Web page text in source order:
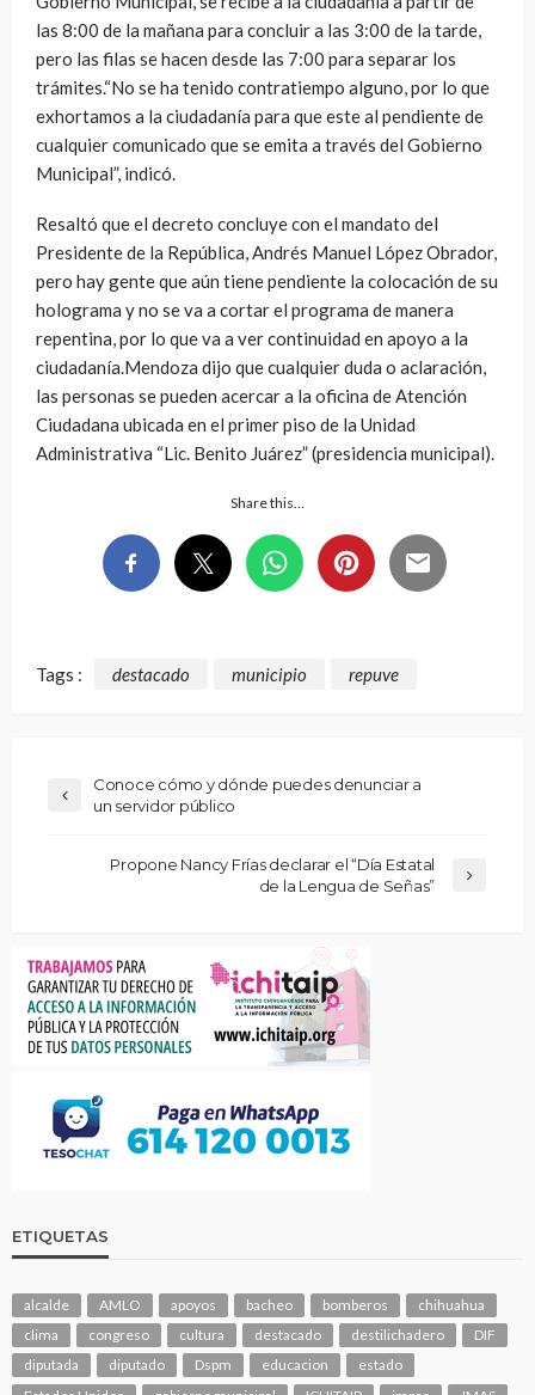
las 8:00 de la mañana para concluir a las 3:00 de la tarde,
pero las filas se hacen desde las 7:00 para separar los
trámites.“No se ha tenido contratiempo alguno, por lo que
exhortamos a la ciudadanía para que este al pendiente de
cualquier comunicado que se emita a través del Gobierno
Municipal”, indicó.
Resaltó que el decreto concluye con el mandato del
Presidente de la República, Andrés Manuel López Obrador,
pero hay gente que aún tiene pendiente la colocación de su
holograma y no se va a cortar el programa de manera
repentina, por lo que va a ver continuidad en apoyo a la
ciudadanía.Mendoza dijo que cualquier duda o aclaración,
las personas se pueden acercar a la oficina de Atención
Ciudadana ubicada en el primer piso de la Unidad
Administrativa “Lic. Benito Juárez” (presidencia municipal).
Share this…
Tags : destacado municipio repuve
Conoce cómo y dónde puedes denunciar a
un servidor público
Propone Nancy Frías declarar el “Día Estatal
de la Lengua de Señas”
ETIQUETAS
alcalde AMLO apoyos bacheo bomberos
chihuahua
clima
congreso cultura destacado destilichadero
DIF
diputada
diputado Dspm educacion
estado